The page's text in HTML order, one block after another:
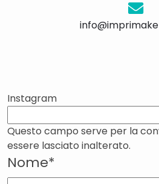
Instagram
Questo campo serve per la
essere lasciato inalterato.
Nome*